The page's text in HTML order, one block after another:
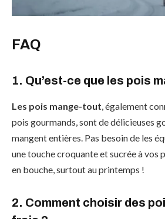
FAQ
1. Qu’est-ce que les pois
Les pois mange-tout, également
pois gourmands, sont de délicieuses
mangent entières. Pas besoin de les
une touche croquante et sucrée à vos
en bouche, surtout au printemps !
2. Comment choisir des